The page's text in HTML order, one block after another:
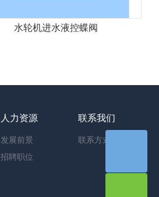
水轮机进水液控蝶阀
人力资源
发展前景
招聘职位
联系我们
联系方式